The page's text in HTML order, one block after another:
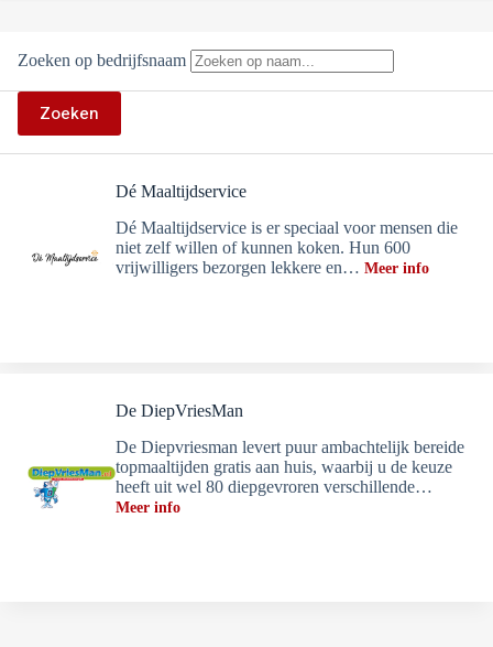
Zoeken op bedrijfsnaam
Zoeken
Dé Maaltijdservice
Dé Maaltijdservice is er speciaal voor mensen die
niet zelf willen of kunnen koken. Hun 600
vrijwilligers bezorgen lekkere en… Meer info
De DiepVriesMan
De Diepvriesman levert puur ambachtelijk bereide
topmaaltijden gratis aan huis, waarbij u de keuze
heeft uit wel 80 diepgevroren verschillende…
Meer info